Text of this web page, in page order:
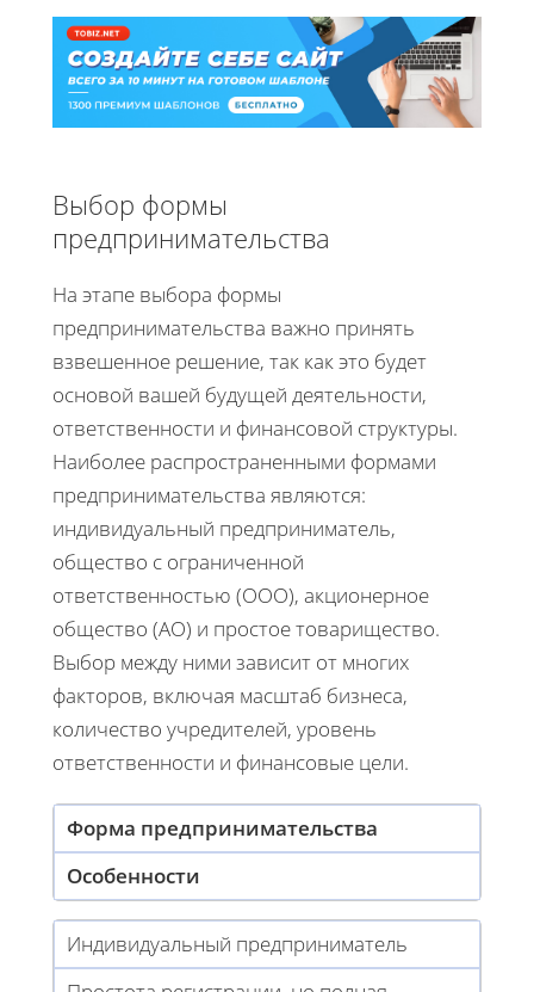
Выбор формы
предпринимательства
На этапе выбора формы
предпринимательства важно принять
взвешенное решение, так как это будет
основой вашей будущей деятельности,
ответственности и финансовой структуры.
Наиболее распространенными формами
предпринимательства являются:
индивидуальный предприниматель,
общество с ограниченной
ответственностью (ООО), акционерное
общество (АО) и простое товарищество.
Выбор между ними зависит от многих
факторов, включая масштаб бизнеса,
количество учредителей, уровень
ответственности и финансовые цели.
Форма предпринимательства
Особенности
Индивидуальный предприниматель